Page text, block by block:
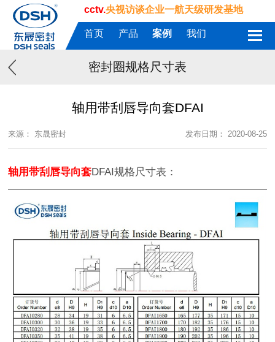
cctv.央视访谈企业一航天级研发基地
首页 产品 案例 我们
密封圈规格尺寸表
轴用带刮唇导向套DFAI
来源： 东晟密封 发布日期： 2020-08-25
轴用带刮唇导向套DFAI规格尺寸表：